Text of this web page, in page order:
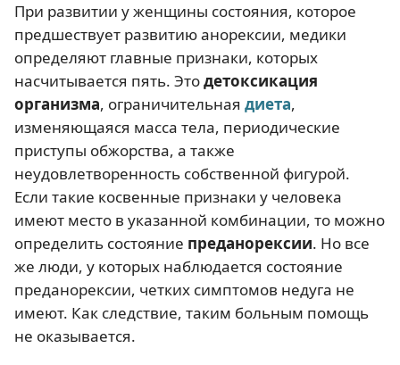
При развитии у женщины состояния, которое
предшествует развитию анорексии, медики
определяют главные признаки, которых
насчитывается пять. Этодетоксикация
организма, ограничительная диета,
изменяющаяся масса тела, периодические
приступы обжорства, а также
неудовлетворенность собственной фигурой.
Если такие косвенные признаки у человека
имеют место в указанной комбинации, то можно
определить состояние преданорексии. Но все
же люди, у которых наблюдается состояние
преданорексии, четких симптомов недуга не
имеют. Как следствие, таким больным помощь
не оказывается.